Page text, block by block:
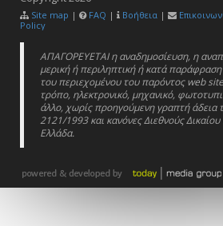
Site map | FAQ | Βοήθεια |
Policy
ΑΠΑΓΟΡΕΥΕΤΑΙ η αναδημοσίευση, η
μερική ή περιληπτική ή κατά
του περιεχομένου του παρόντος web
τρόπο, ηλεκτρονικό, μηχανικό,
άλλο, χωρίς προηγούμενη γραπτή άδεια
2121/1993 και κανόνες Διεθνούς
Ελλάδα.